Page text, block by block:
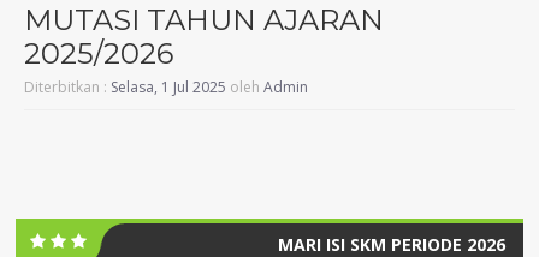
MUTASI TAHUN AJARAN
2025/2026
Diterbitkan : Selasa, 1 Jul 2025 oleh Admin
MARI ISI SKM PERIODE 2026